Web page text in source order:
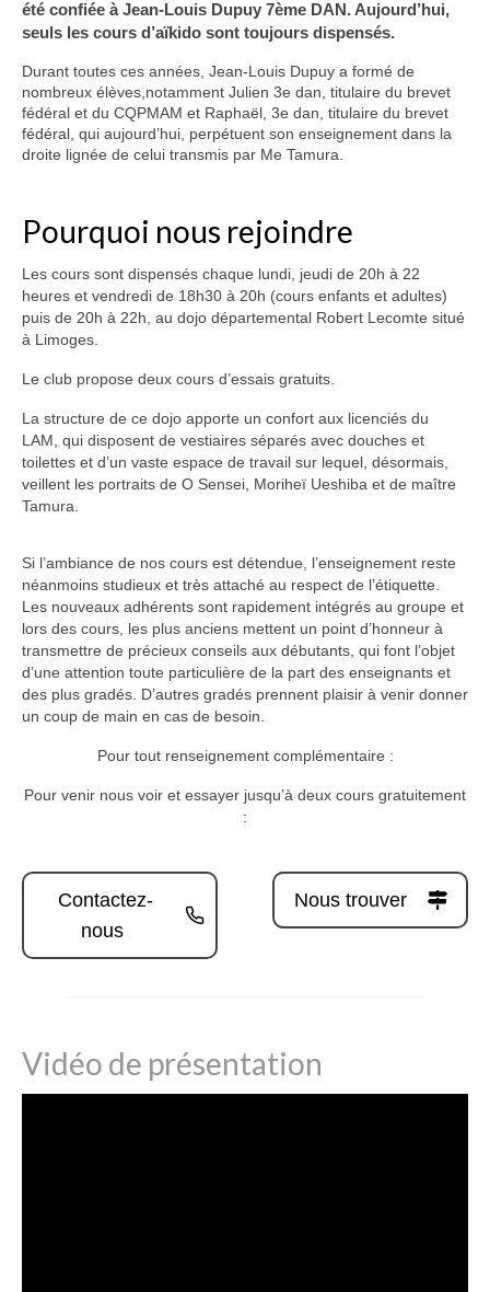
été confiée à Jean-Louis Dupuy 7ème DAN. Aujourd’hui,
seuls les cours d’aïkido sont toujours dispensés.
Durant toutes ces années, Jean-Louis Dupuy a formé de
nombreux élèves,notamment Julien 3e dan, titulaire du brevet
fédéral et du CQPMAM et Raphaël, 3e dan, titulaire du brevet
fédéral, qui aujourd’hui, perpétuent son enseignement dans la
droite lignée de celui transmis par Me Tamura.
Pourquoi nous rejoindre
Les cours sont dispensés chaque lundi, jeudi de 20h à 22
heures et vendredi de 18h30 à 20h (cours enfants et adultes)
puis de 20h à 22h, au dojo départemental Robert Lecomte situé
à Limoges.
Le club propose deux cours d’essais gratuits.
La structure de ce dojo apporte un confort aux licenciés du
LAM, qui disposent de vestiaires séparés avec douches et
toilettes et d’un vaste espace de travail sur lequel, désormais,
veillent les portraits de O Sensei, Moriheï Ueshiba et de maître
Tamura.
Si l’ambiance de nos cours est détendue, l’enseignement reste
néanmoins studieux et très attaché au respect de l’étiquette.
Les nouveaux adhérents sont rapidement intégrés au groupe et
lors des cours, les plus anciens mettent un point d’honneur à
transmettre de précieux conseils aux débutants, qui font l’objet
d’une attention toute particulière de la part des enseignants et
des plus gradés. D’autres gradés prennent plaisir à venir donner
un coup de main en cas de besoin.
Pour tout renseignement complémentaire :
Pour venir nous voir et essayer jusqu’à deux cours gratuitement
:
Contactez-
nous
Nous trouver
Vidéo de présentation